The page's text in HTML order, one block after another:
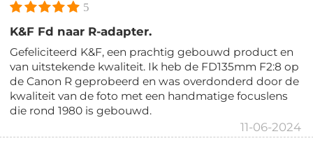
5
K&F Fd naar R-adapter.
Gefeliciteerd K&F, een prachtig gebouwd product en
van uitstekende kwaliteit. Ik heb de FD135mm F2:8 op
de Canon R geprobeerd en was overdonderd door de
kwaliteit van de foto met een handmatige focuslens
die rond 1980 is gebouwd.
11-06-2024